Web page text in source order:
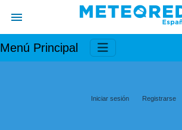
Menú Principal
Iniciar sesión Registrarse